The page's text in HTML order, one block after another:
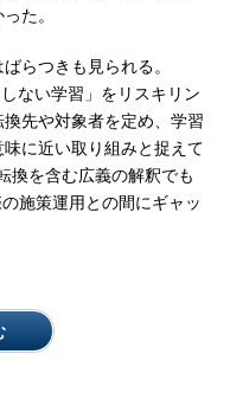
た。
らつきも見られる。
ない学習」をリスキリン
先や対象者を定め、学習
に近い取り組みと捉えて
換を含む広義の解釈でも
施策運用との間にギャッ